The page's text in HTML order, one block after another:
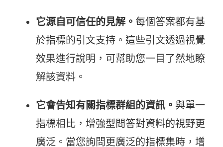
它源自可信任的見解。 每個答案都有基
於指標的引文支持。這些引文透過視覺
效果進行說明，可幫助您一目了然地瞭
解該資料。
它會告知有關指標群組的資訊。 與單一
指標相比，增強型問答對資料的視野更
廣泛。當您詢問更廣泛的指標集時，增